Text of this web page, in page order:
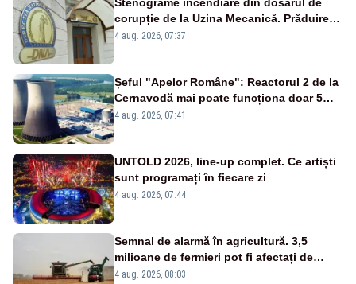
corupție de la Uzina Mecanică. Prăduirea
banilor din programul SAFE, interceptată
4 aug. 2026, 07:37
Șeful "Apelor Române": Reactorul 2 de la
Cernavodă mai poate funcționa doar 5
zile
4 aug. 2026, 07:41
UNTOLD 2026, line-up complet. Ce artiști
sunt programați în fiecare zi
4 aug. 2026, 07:44
Semnal de alarmă în agricultură. 3,5
milioane de fermieri pot fi afectați de
strategia pentru conservarea
4 aug. 2026, 08:03